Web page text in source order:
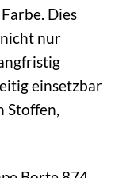
Dies
nur
einsetzbar
Stoffen,